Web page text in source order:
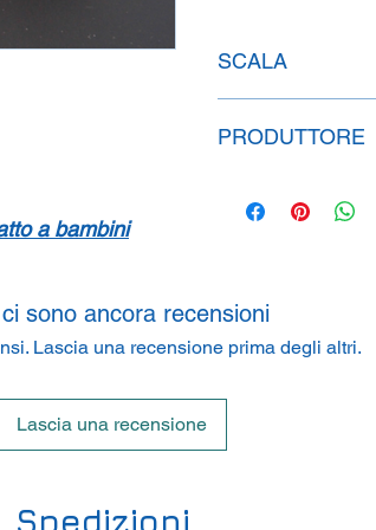
a bambini
SCALA
PRODUTTORE
Rua da Ribeira,
sono ancora recensioni
Lascia una recensione prima degli altri.
Lascia una recensione
Spedizioni